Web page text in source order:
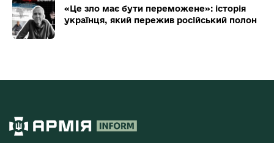
«Це зло має бути переможене»: історія
українця, який пережив російський полон